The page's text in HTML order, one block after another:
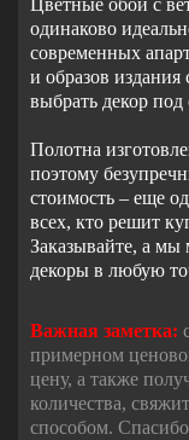
Цветные обои с
одинаково
современных
и образов издания
выбрать декор
Полотна
поэтому
стоимость – еще
всех, кто решит
Заказывайте, а мы
декоры в любую
Важная заметка:
примерном
цену, а также
количества,
способом.